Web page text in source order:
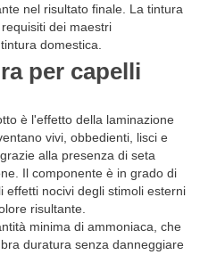
nel risultato finale. La tintura
dei maestri
domestica.
per capelli
è l'effetto della laminazione
vivi, obbedienti, lisci e
alla presenza di seta
Il componente è in grado di
effetti nocivi degli stimoli esterni
risultante.
minima di ammoniaca, che
duratura senza danneggiare